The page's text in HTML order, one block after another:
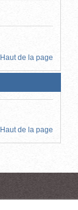
Haut de la page
Haut de la page